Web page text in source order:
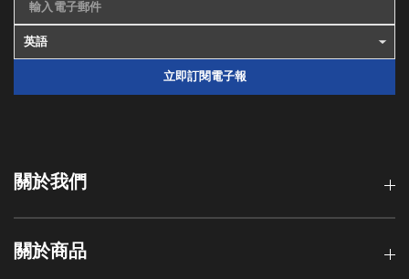
關於我們
關於商品
輸入電子郵件
立即訂閱電子報